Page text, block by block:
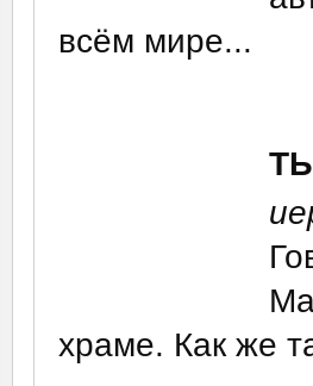
всём мире...
храме. Как же